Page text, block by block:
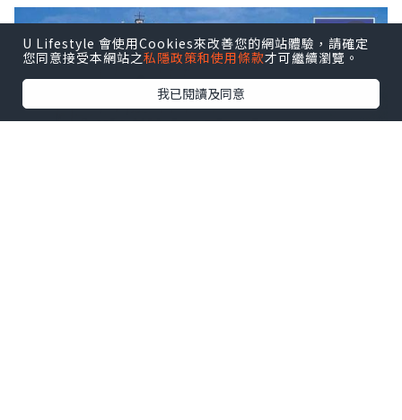
U Lifestyle 會使用Cookies來改善您的網站體驗，請確定
您同意接受本網站之私隱政策和使用條款才可繼續瀏覽。
我已閱讀及同意